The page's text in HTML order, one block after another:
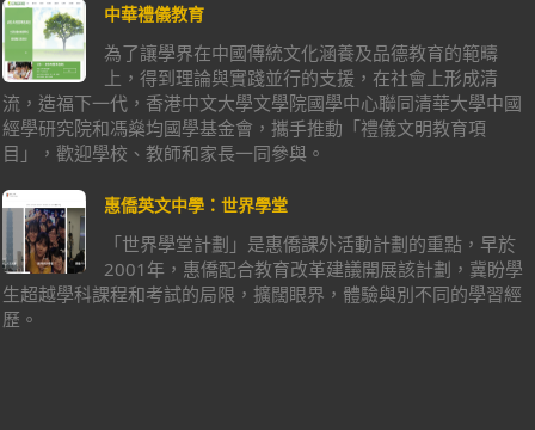
中華禮儀教育
為了讓學界在中國傳統文化涵養及品德教育的範疇
上，得到理論與實踐並行的支援，在社會上形成清
流，造福下一代，香港中文大學文學院國學中心聯同清華大學中國
經學研究院和馮燊均國學基金會，攜手推動「禮儀文明教育項
目」，歡迎學校、教師和家長一同參與。
惠僑英文中學：世界學堂
「世界學堂計劃」是惠僑課外活動計劃的重點，早於
2001年，惠僑配合教育改革建議開展該計劃，冀盼學
生超越學科課程和考試的局限，擴闊眼界，體驗與別不同的學習經
歷。